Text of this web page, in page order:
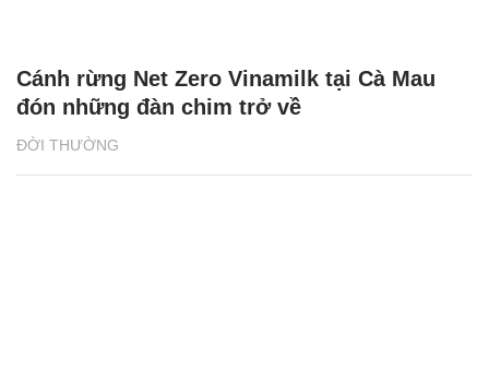
ĐỜI THƯỜNG
Cánh rừng Net Zero Vinamilk tại Cà Mau
đón những đàn chim trở về